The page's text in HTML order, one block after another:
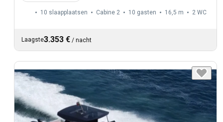
10 slaapplaatsen Cabine 2 10 gasten 16,5 m 2 WC
Laagste3.353 € / nacht